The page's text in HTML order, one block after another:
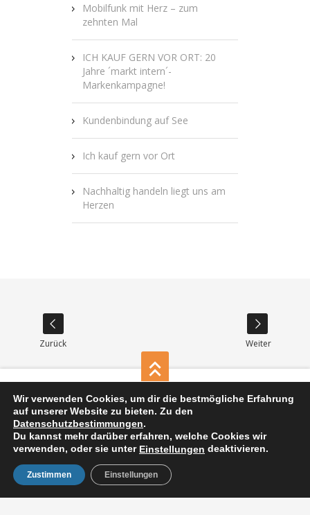
Mobilfunk mit Herz – zum
zehnten Mal
ICH KAUF GERN VOR ORT: 20
Jahre ´markt intern´-
Markenkampagne!
Kundenbindung auf See
Ich kauf gern vor Ort
Nachhaltig handeln liegt uns am
Herzen
Impressum Datenschutz
2026 © SuperNova GmbH. All
Wir verwenden Cookies, um dir die bestmögliche Erfahrung
auf unserer Website zu bieten. Zu den
Datenschutzbestimmungen.
Du kannst mehr darüber erfahren, welche Cookies wir
verwenden, oder sie unter Einstellungen deaktivieren.
Zustimmen Einstellungen